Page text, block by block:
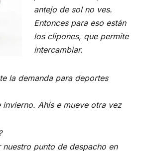
antejo de sol no ves.
Entonces para eso están
los clipones, que permite
intercambiar.
la demanda para deportes
Ahís e mueve otra vez
nuestro punto de despacho en